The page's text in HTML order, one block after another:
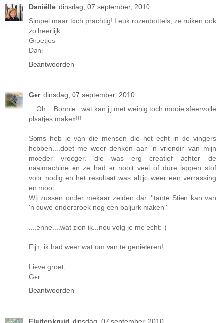
Daniëlle dinsdag, 07 september, 2010
Simpel maar toch prachtig! Leuk rozenbottels, ze ruiken ook
zo heerlijk.
Groetjes
Dani
Beantwoorden
Ger dinsdag, 07 september, 2010
....Oh....Bonnie...wat kan jij met weinig toch mooie sfeervolle
plaatjes maken!!!
Soms heb je van die mensen die het echt in de vingers
hebben....doet me weer denken aan 'n vriendin van mijn
moeder vroeger, die was erg creatief achter de
naaimachine en ze had er nooit veel of dure lappen stof
voor nodig en het resultaat was altijd weer een verrassing
en mooi.
Wij zussen onder mekaar zeiden dan ''tante Stien kan van
'n ouwe onderbroek nog een baljurk maken''
....enne....wat zien ik...nou volg je me echt:-)
Fijn, ik had weer wat om van te genieteren!
Lieve groet,
Ger
Beantwoorden
Fluitenkruid dinsdag, 07 september, 2010